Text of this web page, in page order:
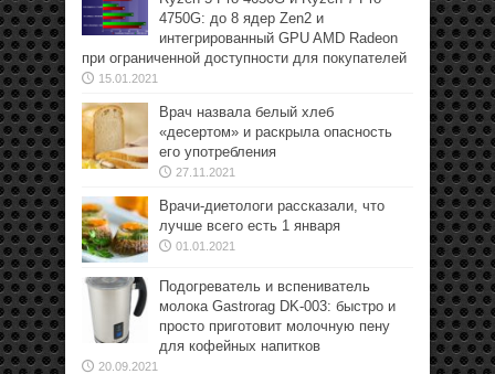
4750G: до 8 ядер Zen2 и
интегрированный GPU AMD Radeon
при ограниченной доступности для покупателей
15.01.2021
Врач назвала белый хлеб
«десертом» и раскрыла опасность
его употребления
27.11.2021
Врачи-диетологи рассказали, что
лучше всего есть 1 января
01.01.2021
Подогреватель и вспениватель
молока Gastrorag DK-003: быстро и
просто приготовит молочную пену
для кофейных напитков
20.09.2021